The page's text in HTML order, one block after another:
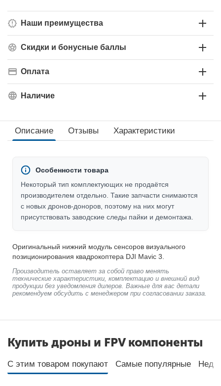
Наши преимущества
Скидки и бонусные баллы
Оплата
Наличие
Описание Отзывы Характеристики
Особенности товара
Некоторый тип комплектующих не продаётся
производителем отдельно. Такие запчасти снимаются
с новых дронов-доноров, поэтому на них могут
присутствовать заводские следы пайки и демонтажа.
Оригинальный нижний модуль сенсоров визуального
позиционирования квадрокоптера DJI Mavic 3.
Производитель оставляет за собой право менять
технические характеристики, комплектацию и внешний вид
продукции без уведомления дилеров. Важные для вас детали
рекомендуем обсудить с менеджером при согласовании заказа.
Купить дроны и FPV компоненты
С этим товаром покупают Самые популярные